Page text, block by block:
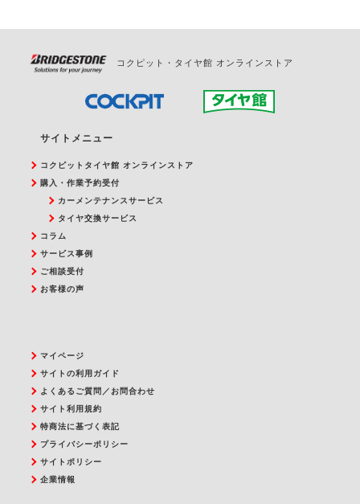
コクピット・タイヤ館 オンラインストア
サイトメニュー
コクピットタイヤ館 オンラインストア
購入・作業予約受付
カーメンテナンスサービス
タイヤ交換サービス
コラム
サービス事例
ご相談受付
お客様の声
マイページ
サイトの利用ガイド
よくあるご質問／お問合わせ
サイト利用規約
特商法に基づく表記
プライバシーポリシー
サイトポリシー
企業情報